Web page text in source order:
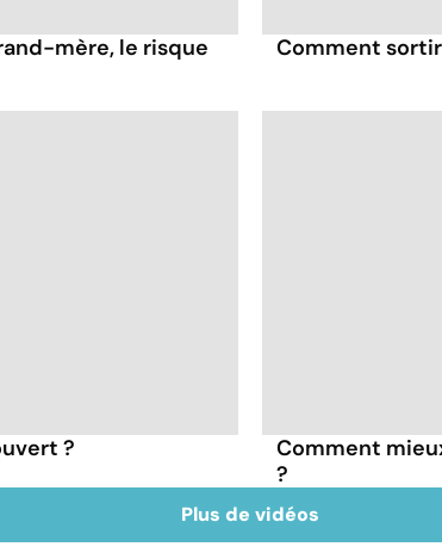
mère, le risque
Comment
?
Comment
?
Plus de vidéos